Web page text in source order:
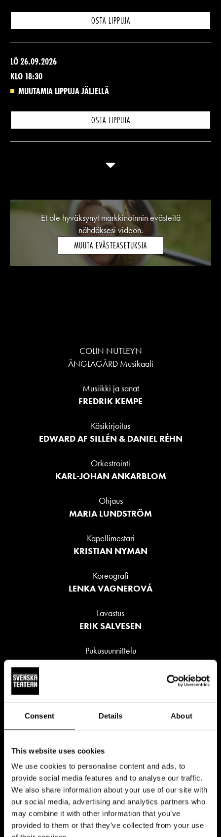
Consent Details About
This website uses cookies
We use cookies to personalise content and ads, to
provide social media features and to analyse our traffic.
We also share information about your use of our site with
our social media, advertising and analytics partners who
may combine it with other information that you’ve
provided to them or that they’ve collected from your use
OSTA LIPPUJA
LÖ 26.09.2026
KLO 18:30
MUUTAMIA LIPPUJA JÄLJELLÄ
OSTA LIPPUJA
Et ole hyväksynyt markkinoinnin evästeitä
nähdäksesi videon.
MUUTA EVÄSTEASETUKSIA
COLIN NUTLEYN
ÄNGLAGÅRD Musikaali
Musiikki ja sanat
FREDRIK KEMPE
Käsikirjoitus
EDWARD AF SILLÉN & DANIEL RÉHN
Orkestrointi
KARL-JOHAN ANKARBLOM
Ohjaus
MARIA LUNDSTRÖM
Kapellimestari
KRISTIAN NYMAN
Koreografi
LENKA VAGNEROVÁ
Lavastus
ERIK SALVESEN
Pukusuunnittelu
TIINA KAUKANEN
TIITTA STOOR
Valosuunnittelu
JULIA JÄNTTI
Esitysoikeudet
NORDIC DRAMA CORNER